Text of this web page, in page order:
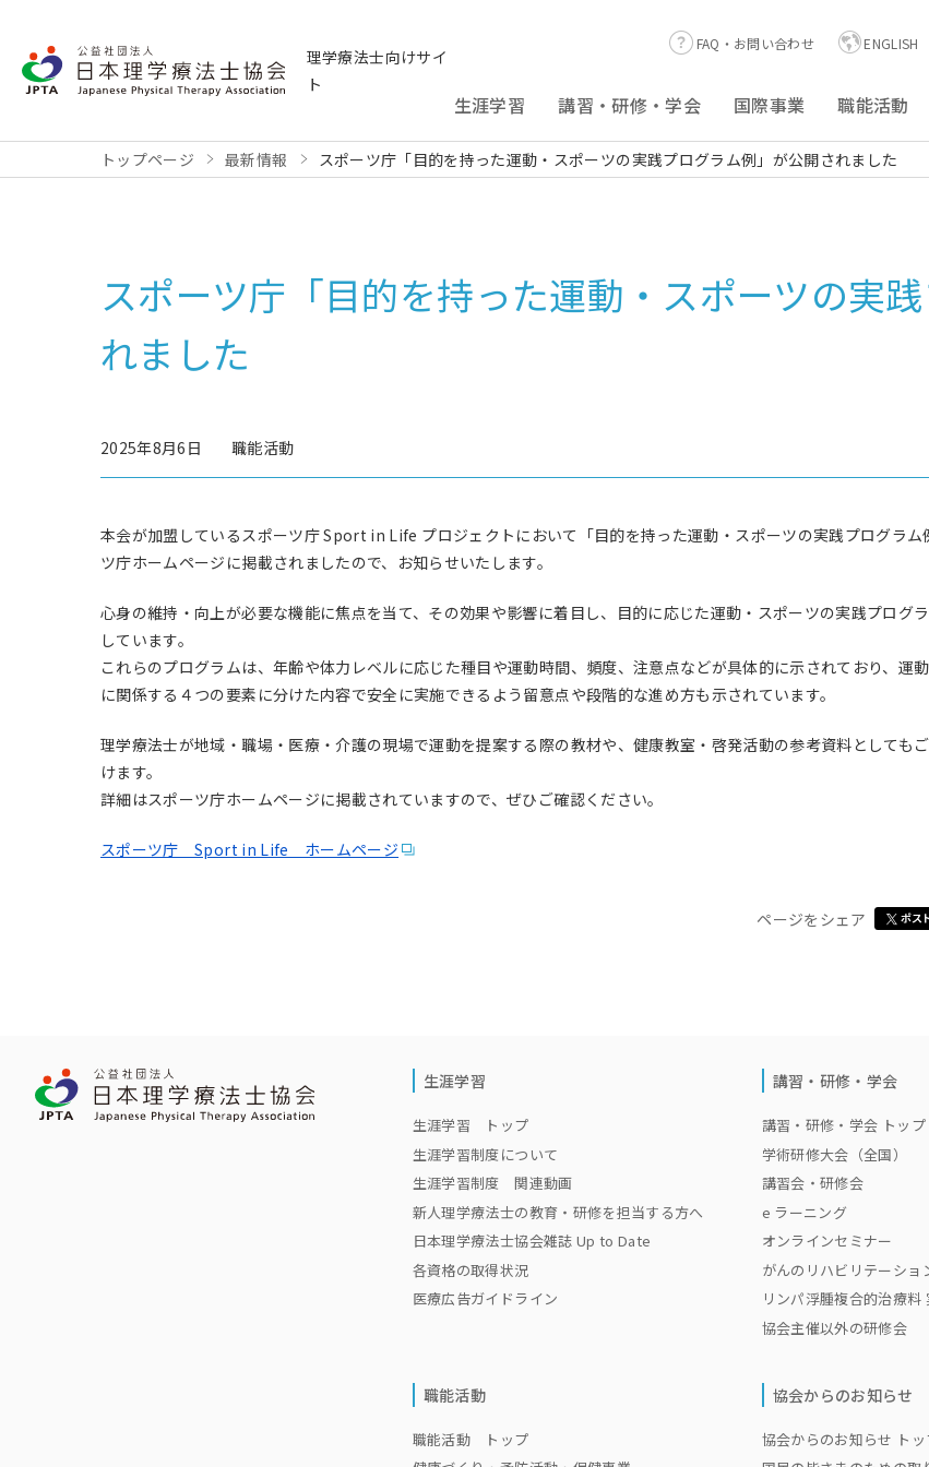
理学療法士向けサイ
ト
生涯学習 講習・研修・学会 国際事業 職能活動
FAQ・お問い合わせ ENGLISH
トップページ 最新情報 スポーツ庁「目的を持った運動・スポーツの実践プログラム例」が公開されました
スポーツ庁「目的を持った運動・スポーツの実
れました
2025年8月6日 職能活動
本会が加盟しているスポーツ庁 Sport in Life プロジェクトにおいて「目的を持った運動・スポーツの実践プログラム
ツ庁ホームページに掲載されましたので、お知らせいたします。
心身の維持・向上が必要な機能に焦点を当て、その効果や影響に着目し、目的に応じた運動・スポーツの実践プログ
しています。
これらのプログラムは、年齢や体力レベルに応じた種目や運動時間、頻度、注意点などが具体的に示されており、運
に関係する４つの要素に分けた内容で安全に実施できるよう留意点や段階的な進め方も示されています。
理学療法士が地域・職場・医療・介護の現場で運動を提案する際の教材や、健康教室・啓発活動の参考資料としても
けます。
詳細はスポーツ庁ホームページに掲載されていますので、ぜひご確認ください。
スポーツ庁 Sport in Life ホームページ
ページをシェア
生涯学習
生涯学習 トップ
生涯学習制度について
生涯学習制度 関連動画
新人理学療法士の教育・研修を担当する方へ
日本理学療法士協会雑誌 Up to Date
各資格の取得状況
医療広告ガイドライン
講習・研修・学会
講習・研修・学会 トップ
学術研修大会（全国）
講習会・研修会
e ラーニング
オンラインセミナー
がんのリハビリテーショ
リンパ浮腫複合的治療料
協会主催以外の研修会
職能活動
職能活動 トップ
協会からのお知らせ
協会からのお知らせ トッ